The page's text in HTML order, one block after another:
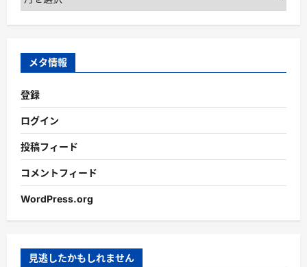
ー
カ
ブ
メタ情報
登録
ログイン
投稿フィード
コメントフィード
WordPress.org
見逃したかもしれません